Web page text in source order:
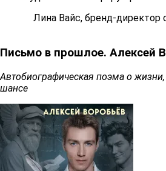
Лина Вайс, бренд-директор
Письмо в прошлое. Алексей
Автобиографическая поэма о
шансе